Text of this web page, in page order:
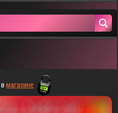
вмагазине